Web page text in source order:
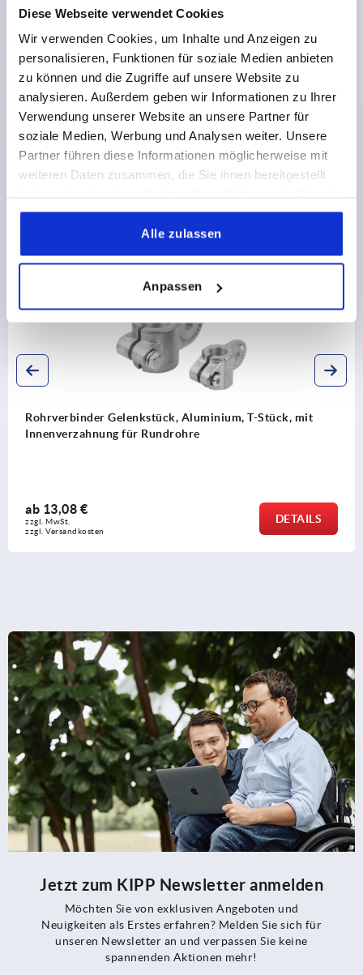
Diese Webseite verwendet Cookies
Wir verwenden Cookies, um Inhalte und Anzeigen zu
personalisieren, Funktionen für soziale Medien anbieten
zu können und die Zugriffe auf unsere Website zu
analysieren. Außerdem geben wir Informationen zu Ihrer
Verwendung unserer Website an unsere Partner für
soziale Medien, Werbung und Analysen weiter. Unsere
Partner führen diese Informationen möglicherweise mit
weiteren Daten zusammen, die Sie ihnen bereitgestellt
gesammelt haben.
Alle zulassen
Anpassen
CAD
DOWNLOADS
Andere Kunden kauften auch
Rohrverbinder Gelenkstück, Aluminium, T-Stück, mit
Innenverzahnung für Rundrohre
ab 13,08 €
zzgl. MwSt.
zzgl. Versandkosten
DETAILS
Jetzt zum KIPP Newsletter anmelden
Möchten Sie von exklusiven Angeboten und
Neuigkeiten als Erstes erfahren? Melden Sie sich für
unseren Newsletter an und verpassen Sie keine
spannenden Aktionen mehr!